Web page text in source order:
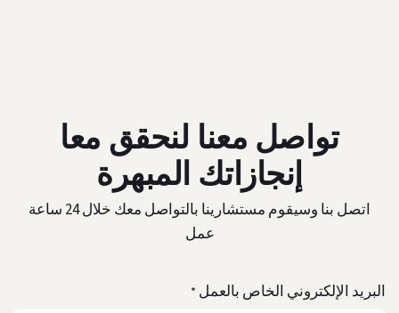
تواصل معنا لنحقق معا
إنجازاتك المبهرة
اتصل بنا وسيقوم مستشارينا بالتواصل معك خلال 24 ساعة
عمل
البريد الإلكتروني الخاص بالعمل *